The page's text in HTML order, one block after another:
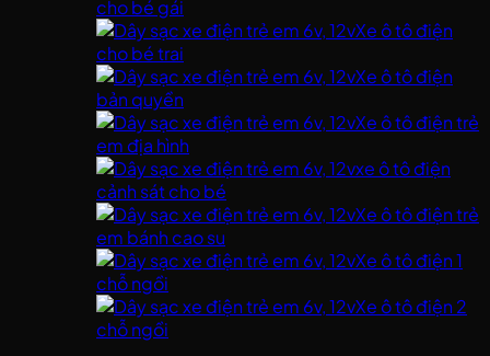
cho bé gái
Xe ô tô điện
cho bé trai
Xe ô tô điện
bản quyền
Xe ô tô điện trẻ
em địa hình
xe ô tô điện
cảnh sát cho bé
Xe ô tô điện trẻ
em bánh cao su
Xe ô tô điện 1
chỗ ngồi
Xe ô tô điện 2
chỗ ngồi